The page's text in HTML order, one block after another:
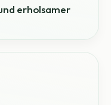
erholsamer